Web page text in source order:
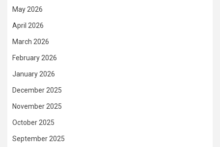
May 2026
April 2026
March 2026
February 2026
January 2026
December 2025
November 2025
October 2025
September 2025